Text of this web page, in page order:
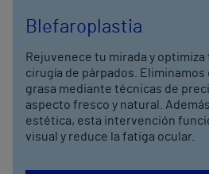
Blefaroplastia
Rejuvenece tu mirada y optimiza
cirugía de párpados. Eliminamos
grasa mediante técnicas de
aspecto fresco y natural.
estética, esta intervención
visual y reduce la fatiga ocular.